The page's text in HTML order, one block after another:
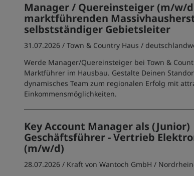
Manager / Quereinsteiger (m/w/
marktführenden
selbstständiger Gebietsleiter
31.07.2026 /Town & Country Haus /
Werde Manager/Quereinsteiger bei Town &
Marktführer im Hausbau. Gestalte Deinen
dynamisches Team zum regionalen Erfolg mit
Einkommensmöglichkeiten.
Key Account Manager als (Junior)
Geschäftsführer - Vertrieb
(m/w/d)
28.07.2026 / Kraft von Wantoch GmbH /